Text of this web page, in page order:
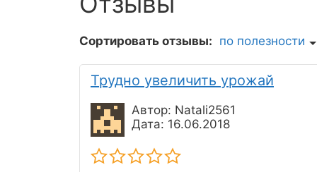
Сортировать отзывы: по полезности
Трудно увеличить урожай
Автор: Natali2561
Дата: 16.06.2018